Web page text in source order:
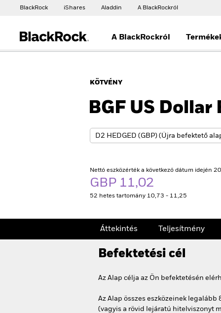
BlackRock iShares Aladdin A BlackRockról
A BlackRockról
KÖTVÉNY
BGF US Dollar
Nettó eszközérték a következő dátum idején
GBP 11,02
52 hetes tartomány 10,73 - 11,25
Áttekintés Teljesítmény
Befektetési cél
Az Alap célja az Ön befektetésén
Az Alap összes eszközeinek
(vagyis a rövid lejáratú hitelviszonyt